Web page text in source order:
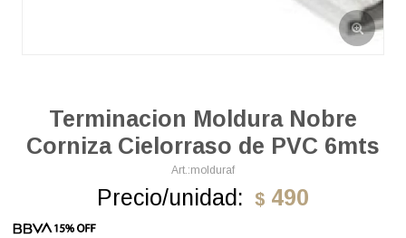
Terminacion Moldura Nobre
Corniza Cielorraso de PVC 6mts
molduraf
Precio/unidad: $ 490